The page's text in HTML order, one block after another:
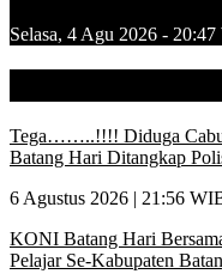
Selasa, 4 Agu 2026 -
Tega……..!!!! Diduga
Batang Hari Ditangkap
6 Agustus 2026 | 21:56
KONI Batang Hari
Pelajar Se-Kabupaten